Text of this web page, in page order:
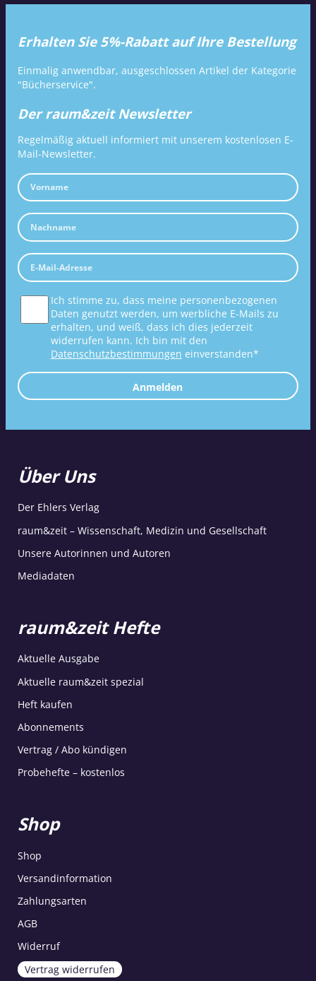
Erhalten Sie 5%-Rabatt auf Ihre Bestellung
Einmalig anwendbar, ausgeschlossen Artikel der Kategorie
"Bücherservice".
Der raum&zeit Newsletter
Regelmäßig aktuell informiert mit unserem kostenlosen E-
Mail-Newsletter.
Ich stimme zu, dass meine personenbezogenen
Daten genutzt werden, um werbliche E-Mails zu
erhalten, und weiß, dass ich dies jederzeit
widerrufen kann. Ich bin mit den
Datenschutzbestimmungen einverstanden*
Anmelden
Über Uns
Der Ehlers Verlag
raum&zeit – Wissenschaft, Medizin und Gesellschaft
Unsere Autorinnen und Autoren
Mediadaten
raum&zeit Hefte
Aktuelle Ausgabe
Aktuelle raum&zeit spezial
Heft kaufen
Abonnements
Vertrag / Abo kündigen
Probehefte – kostenlos
Shop
Shop
Versandinformation
Zahlungsarten
AGB
Widerruf
Vertrag widerrufen